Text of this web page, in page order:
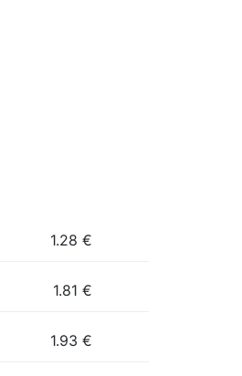
1.28 €
1.81 €
1.93 €